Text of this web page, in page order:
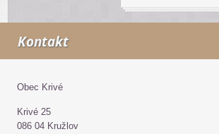
Kontakt
Obec Krivé
Krivé 25
086 04 Kružlov